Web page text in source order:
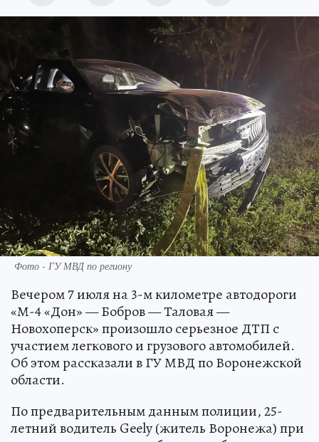
Фото - ГУ МВД по региону
Вечером 7 июля на 3-м километре автодороги
«М-4 «Дон» — Бобров — Таловая —
Новохоперск» произошло серьезное ДТП с
участием легкового и грузового автомобилей.
Об этом рассказали в ГУ МВД по Воронежской
области.
По предварительным данным полиции, 25-
летний водитель Geely (житель Воронежа) при